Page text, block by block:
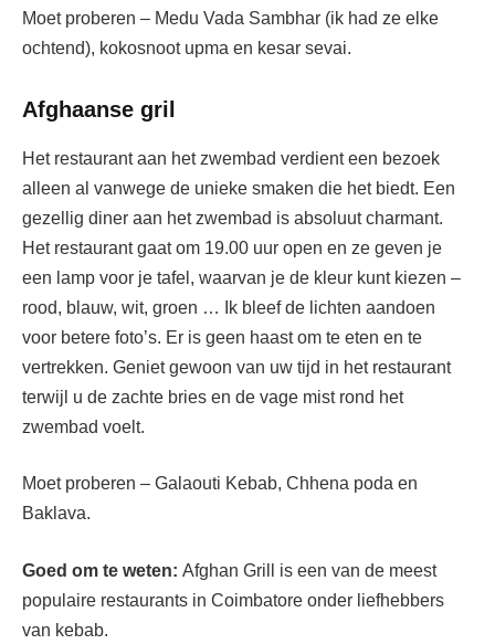
Moet proberen – Medu Vada Sambhar (ik had ze elke
ochtend), kokosnoot upma en kesar sevai.
Afghaanse gril
Het restaurant aan het zwembad verdient een bezoek
alleen al vanwege de unieke smaken die het biedt. Een
gezellig diner aan het zwembad is absoluut charmant.
Het restaurant gaat om 19.00 uur open en ze geven je
een lamp voor je tafel, waarvan je de kleur kunt kiezen –
rood, blauw, wit, groen … Ik bleef de lichten aandoen
voor betere foto’s. Er is geen haast om te eten en te
vertrekken. Geniet gewoon van uw tijd in het restaurant
terwijl u de zachte bries en de vage mist rond het
zwembad voelt.
Moet proberen – Galaouti Kebab, Chhena poda en
Baklava.
Goed om te weten: Afghan Grill is een van de meest
populaire restaurants in Coimbatore onder liefhebbers
van kebab.